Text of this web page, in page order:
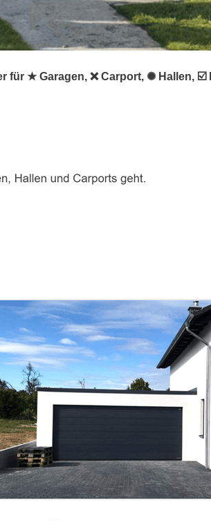
für ★ Garagen, ❌ Carport, ✺